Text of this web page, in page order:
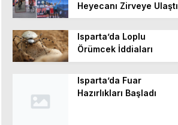
Heyecanı Zirveye Ulaştı
Isparta’da Loplu
Örümcek İddiaları
Isparta’da Fuar
Hazırlıkları Başladı